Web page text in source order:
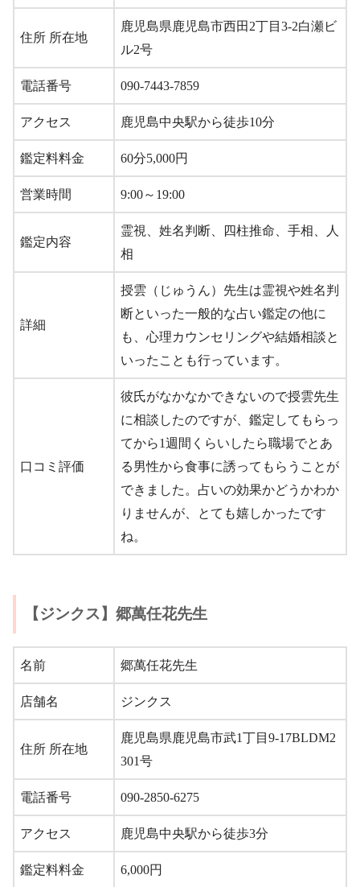
住所 所在地
鹿児島県鹿児島市西田2丁目3-2白瀬ビ
ル2号
電話番号 090-7443-7859
アクセス 鹿児島中央駅から徒歩10分
鑑定料料金 60分5,000円
営業時間 9:00～19:00
鑑定内容
霊視、姓名判断、四柱推命、手相、人
相
詳細
授雲（じゅうん）先生は霊視や姓名判
断といった一般的な占い鑑定の他に
も、心理カウンセリングや結婚相談と
いったことも行っています。
口コミ評価
彼氏がなかなかできないので授雲先生
に相談したのですが、鑑定してもらっ
てから1週間くらいしたら職場でとあ
る男性から食事に誘ってもらうことが
できました。占いの効果かどうかわか
りませんが、とても嬉しかったです
ね。
【ジンクス】郷萬任花先生
名前 郷萬任花先生
店舗名 ジンクス
住所 所在地
鹿児島県鹿児島市武1丁目9-17BLDM2
301号
電話番号 090-2850-6275
アクセス 鹿児島中央駅から徒歩3分
鑑定料料金 6,000円